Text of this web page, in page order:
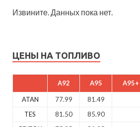
Извините. Данных пока нет.
ЦЕНЫ НА ТОПЛИВО
A92 A95 A95+
ATAN 77.99 81.49
TES
81.50 85.90